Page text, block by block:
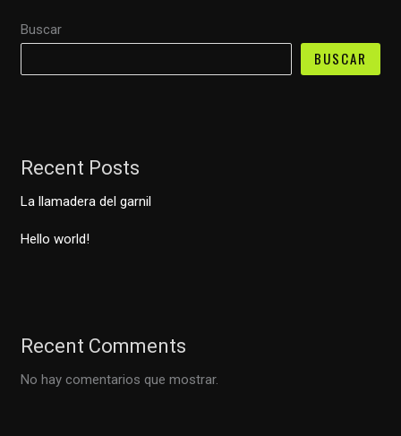
Buscar
BUSCAR
Recent Posts
La llamadera del garnil
Hello world!
Recent Comments
No hay comentarios que mostrar.